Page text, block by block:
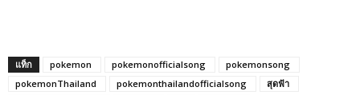
แท็ก pokemon‬ ‪ pokemonofficialsong‬ ‪
‎pokemonsong‬ ‪
‎pokemonThailand‬ ‪
pokemonthailandofficialsong‬ ‪
‎สุดฟ้า‬ ‪